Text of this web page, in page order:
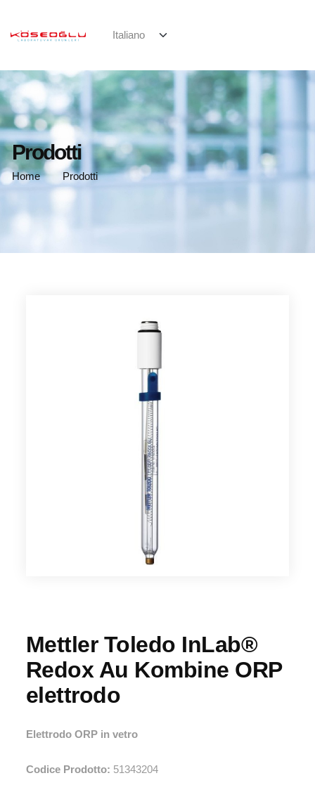
Prodotti
Home Prodotti
Mettler Toledo InLab®
Redox Au Kombine ORP
elettrodo
Elettrodo ORP in vetro
Codice Prodotto: 51343204